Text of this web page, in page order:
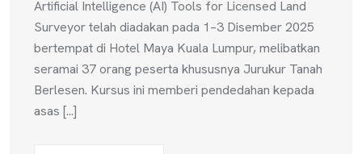
Artificial Intelligence (AI) Tools for Licensed Land
Surveyor telah diadakan pada 1–3 Disember 2025
bertempat di Hotel Maya Kuala Lumpur, melibatkan
seramai 37 orang peserta khususnya Jurukur Tanah
Berlesen. Kursus ini memberi pendedahan kepada
asas [...]